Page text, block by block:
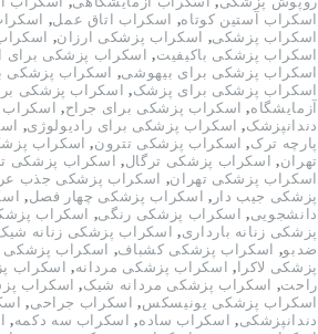
اسکراب آستین کوتاه, اسکراب اتاق عمل,
اسکراب پزشکی, اسکراب پزشکی ارزان,
اسکراب پزشکی باکیفیت, اسکراب پزشکی برای
اسکراب پزشکی برای بیهوشی, اسکراب پزشکی
اسکراب پزشکی برای پزشک,
اسکراب پزشکی
آزمایشگاه, اسکراب پزشکی برای جراح,
دندانپزشک, اسکراب پزشکی برای رادیولوژی,
پارچه ترک, اسکراب پزشکی تترون, اسکراب
تهران, اسکراب پزشکی ترگال, اسکراب پزشکی
اسکراب پزشکی تهران, اسکراب پزشکی جذب
پزشکی جیب دار , اسکراب پزشکی چهار فصل,
دانشجویی, اسکراب پزشکی رنگی, اسکراب
پزشکی زنانه بارداری, اسکراب پزشکی زنانه
ضدبو, اسکراب پزشکی کشباف, اسکراب
پزشکی لاکرا , اسکراب پزشکی مردانه,
اسکراب
راحت, اسکراب پزشکی مردانه شیک, اسکراب
اسکراب پزشکی یونیسکس, اسکراب جراحی,
دندانپزشکی, اسکراب ساده, اسکراب سه دکمه,